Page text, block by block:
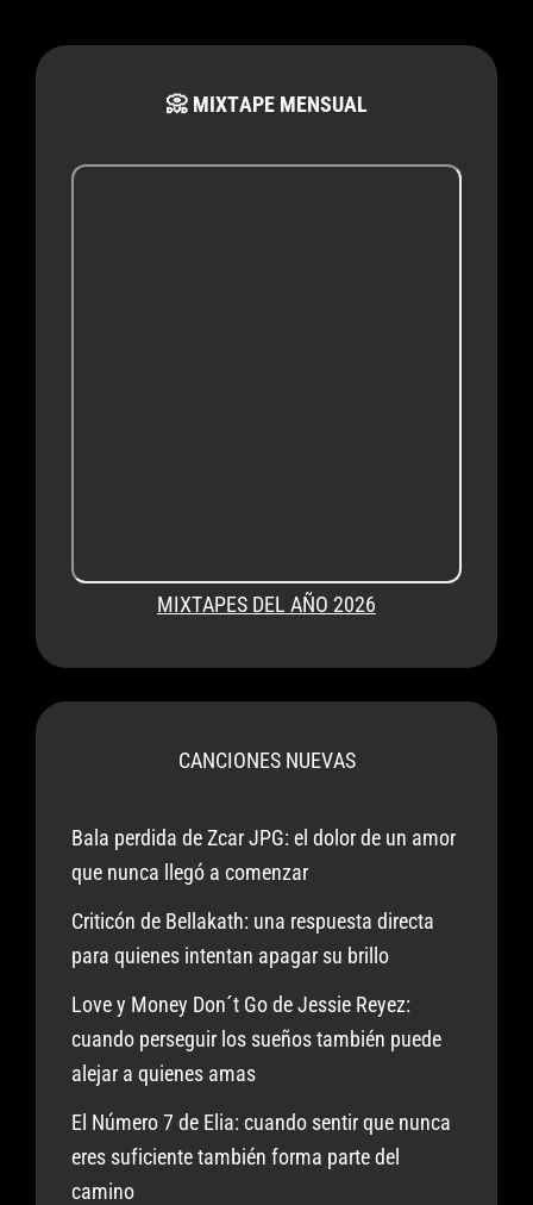
📀 MIXTAPE MENSUAL
MIXTAPES DEL AÑO 2026
CANCIONES NUEVAS
Bala perdida de Zcar JPG: el dolor de un amor
que nunca llegó a comenzar
Criticón de Bellakath: una respuesta directa
para quienes intentan apagar su brillo
Love y Money Don´t Go de Jessie Reyez:
cuando perseguir los sueños también puede
alejar a quienes amas
El Número 7 de Elia: cuando sentir que nunca
eres suficiente también forma parte del
camino